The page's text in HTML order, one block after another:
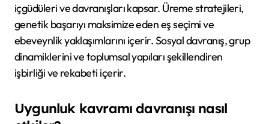
içgüdüleri ve davranışları kapsar. Üreme stratejileri,
genetik başarıyı maksimize eden eş seçimi ve
ebeveynlik yaklaşımlarını içerir. Sosyal davranış, grup
dinamiklerini ve toplumsal yapıları şekillendiren
işbirliği ve rekabeti içerir.
Uygunluk kavramı davranışı nasıl